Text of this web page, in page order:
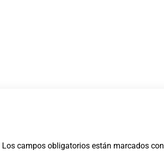
Los campos obligatorios están marcados con